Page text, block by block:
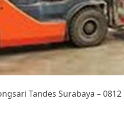
Tandes Surabaya – 0812